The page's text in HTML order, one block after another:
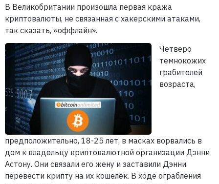
В Великобритании произошла первая кража
криптовалюты, не связанная с хакерскими атаками,
так сказать, «оффлайн».
Четверо
темнокожих
грабителей
возраста,
предположительно, 18-25 лет, в масках ворвались в
дом к владельцу криптовалютной организации Дэнни
Астону. Они связали его жену и заставили Дэнни
перевести крипту на их кошелёк. В ходе ограбления